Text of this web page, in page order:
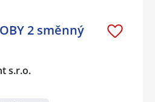
2 směnný
s.r.o.